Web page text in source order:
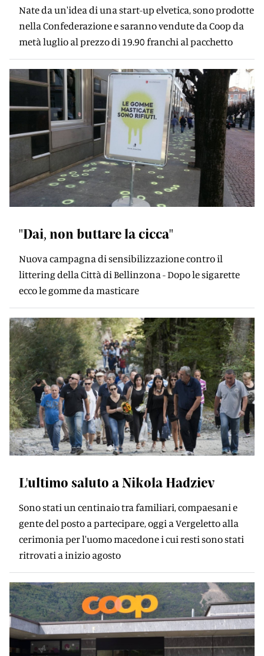
Nate da un'idea di una start-up elvetica, sono prodotte
nella Confederazione e saranno vendute da Coop da
metà luglio al prezzo di 19.90 franchi al pacchetto
"Dai, non buttare la cicca"
Nuova campagna di sensibilizzazione contro il
littering della Città di Bellinzona - Dopo le sigarette
ecco le gomme da masticare
L'ultimo saluto a Nikola Hadziev
Sono stati un centinaio tra familiari, compaesani e
gente del posto a partecipare, oggi a Vergeletto alla
cerimonia per l'uomo macedone i cui resti sono stati
ritrovati a inizio agosto